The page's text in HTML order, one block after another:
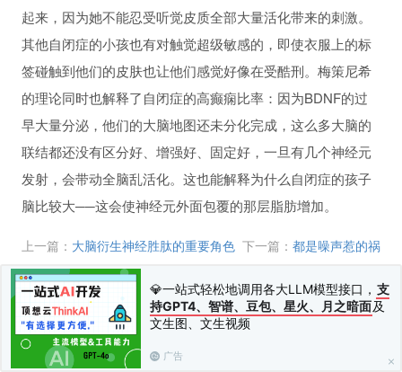
💎一站式轻松地调用各大LLM模型接口， 支
持GPT4、智谱、豆包、星火、月之暗面及
文生图、文生视频
广告
起来，因为她不能忍受听觉皮质全部大量活化带来的刺激。
其他自闭症的小孩也有对触觉超级敏感的，即使衣服上的标
签碰触到他们的皮肤也让他们感觉好像在受酷刑。梅策尼希
的理论同时也解释了自闭症的高癫痫比率：因为BDNF的过
早大量分泌，他们的大脑地图还未分化完成，这么多大脑的
联结都还没有区分好、增强好、固定好，一旦有几个神经元
发射，会带动全脑乱活化。这也能解释为什么自闭症的孩子
脑比较大──这会使神经元外面包覆的那层脂肪增加。
上一篇： 大脑衍生神经胜肽的重要角色 下一篇： 都是噪声惹的祸